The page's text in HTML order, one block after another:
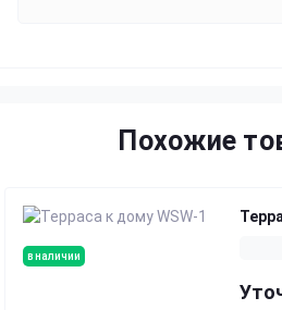
Похожие
в наличии